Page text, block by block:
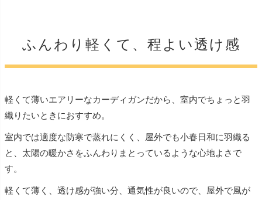
ふんわり軽くて、程よい透け感
軽くて薄いエアリーなカーディガンだから、室内でちょっと羽
織りたいときにおすすめ。
室内では適度な防寒で蒸れにくく、屋外でも小春日和に羽織る
と、太陽の暖かさをふんわりまとっているような心地よさで
す。
軽くて薄く、透け感が強い分、通気性が良いので、屋外で風が